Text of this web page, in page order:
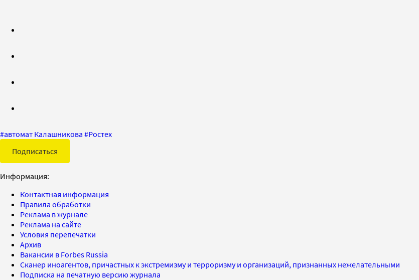
#автомат Калашникова #Ростех
Подписаться
Информация:
Контактная информация
Правила обработки
Реклама в журнале
Реклама на сайте
Условия перепечатки
Архив
Вакансии в Forbes Russia
Сканер иноагентов, причастных к экстремизму и терроризму и организаций, признанных нежелательными
Подписка на печатную версию журнала